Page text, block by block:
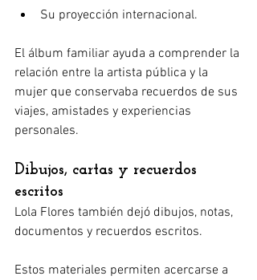
Su proyección internacional.
El álbum familiar ayuda a comprender la
relación entre la artista pública y la
mujer que conservaba recuerdos de sus
viajes, amistades y experiencias
personales.
Dibujos, cartas y recuerdos
escritos
Lola Flores también dejó dibujos, notas,
documentos y recuerdos escritos.
Estos materiales permiten acercarse a